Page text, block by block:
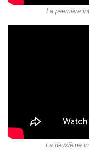
La peemière
La deuxième